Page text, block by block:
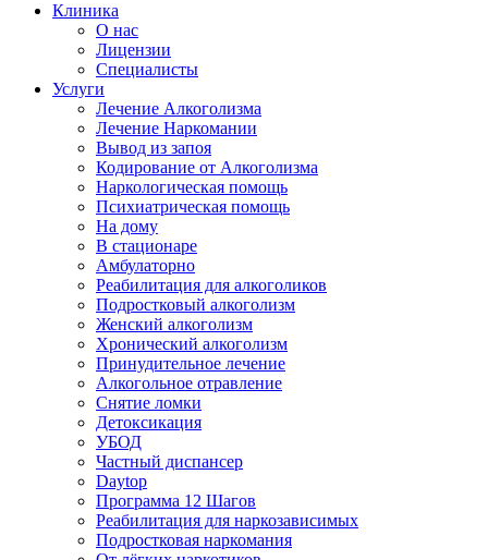
Клиника
О нас
Лицензии
Специалисты
Услуги
Лечение Алкоголизма
Лечение Наркомании
Вывод из запоя
Кодирование от Алкоголизма
Наркологическая помощь
Психиатрическая помощь
На дому
В стационаре
Амбулаторно
Реабилитация для алкоголиков
Подростковый алкоголизм
Женский алкоголизм
Хронический алкоголизм
Принудительное лечение
Алкогольное отравление
Снятие ломки
Детоксикация
УБОД
Частный диспансер
Daytop
Программа 12 Шагов
Реабилитация для наркозависимых
Подростковая наркомания